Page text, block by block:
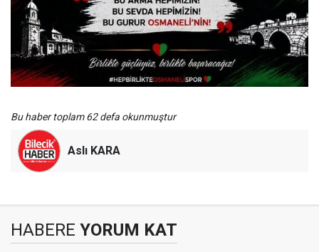
Bu haber toplam 62 defa okunmuştur
Aslı KARA
HABERE YORUM KAT